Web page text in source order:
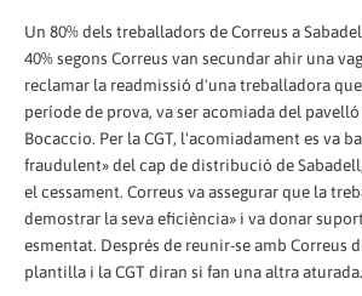
Un 80% dels treballadors de Correus a
40% segons Correus van secundar ahir una
reclamar la readmissió d'una treballadora
període de prova, va ser acomiada del
Bocaccio. Per la CGT, l'acomiadament es va
fraudulent» del cap de distribució de
el cessament. Correus va assegurar que la
demostrar la seva eficiència» i va donar
esmentat. Després de reunir-se amb Correus
plantilla i la CGT diran si fan una altra aturada.